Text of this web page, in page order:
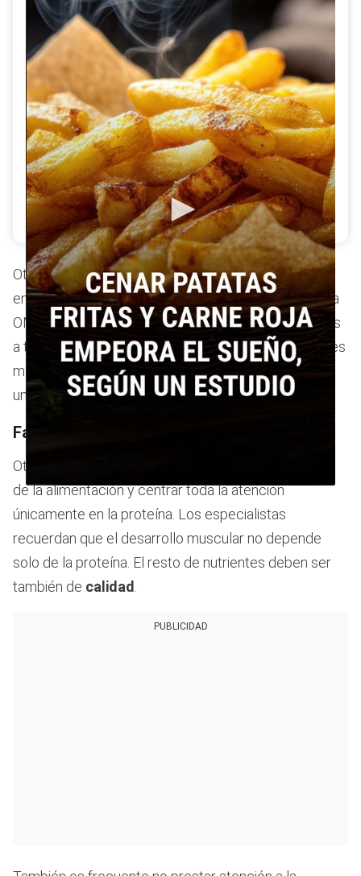
0
of
seconds
Una investigación de la Universidad de Granada
demuestra que cenar alimentos ricos en grasas, como
la carne roja y las patatas fritas, empeora
significativamente la calidad del sueño. Descubre
cómo tus hábitos nocturnos influyen en tu descanso.
Otro fallo habitual es concentrar casi toda la ingesta
ensuplementoso productos procesados. La propia
OMS subraya la importancia de obtener las proteínas
a través de fuentes variadas como legumbres, carnes
magras, pescado, huevos o frutos secos, dentro de
una dieta equilibrada.
Factores a tener en cuenta
Otro de los errores habituales es descuidar el resto
de la alimentación y centrar toda la atención
únicamente en la proteína. Los especialistas
recuerdan que el desarrollo muscular no depende
solo de la proteína. El resto de nutrientes deben ser
también de calidad
PUBLICIDAD